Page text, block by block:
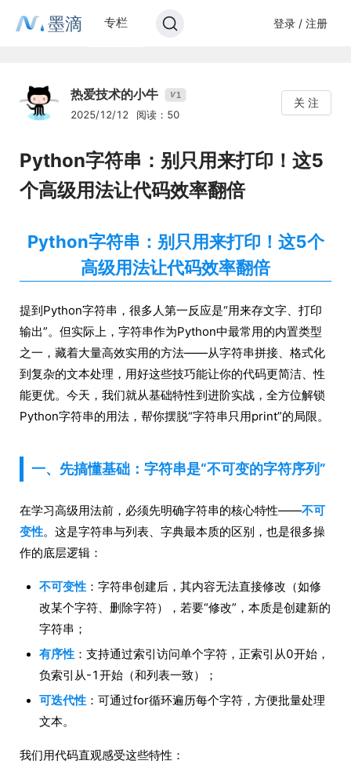
墨滴 专栏 登录 / 注册
热爱技术的小牛 V1
2025/12/12 阅读：50
关 注
Python字符串：别只用来打印！这5
个高级用法让代码效率翻倍
Python字符串：别只用来打印！这5个
高级用法让代码效率翻倍
提到Python字符串，很多人第一反应是“用来存文字、打印
输出”。但实际上，字符串作为Python中最常用的内置类型
之一，藏着大量高效实用的方法——从字符串拼接、格式化
到复杂的文本处理，用好这些技巧能让你的代码更简洁、性
能更优。今天，我们就从基础特性到进阶实战，全方位解锁
Python字符串的用法，帮你摆脱“字符串只用print”的局限。
一、先搞懂基础：字符串是“不可变的字符序列”
在学习高级用法前，必须先明确字符串的核心特性——不可
变性。这是字符串与列表、字典最本质的区别，也是很多操
作的底层逻辑：
不可变性 ：字符串创建后，其内容无法直接修改（如修
改某个字符、删除字符），若要“修改”，本质是创建新的
字符串；
有序性 ：支持通过索引访问单个字符，正索引从0开始，
负索引从-1开始（和列表一致）；
可迭代性 ：可通过for循环遍历每个字符，方便批量处理
文本。
我们用代码直观感受这些特性：